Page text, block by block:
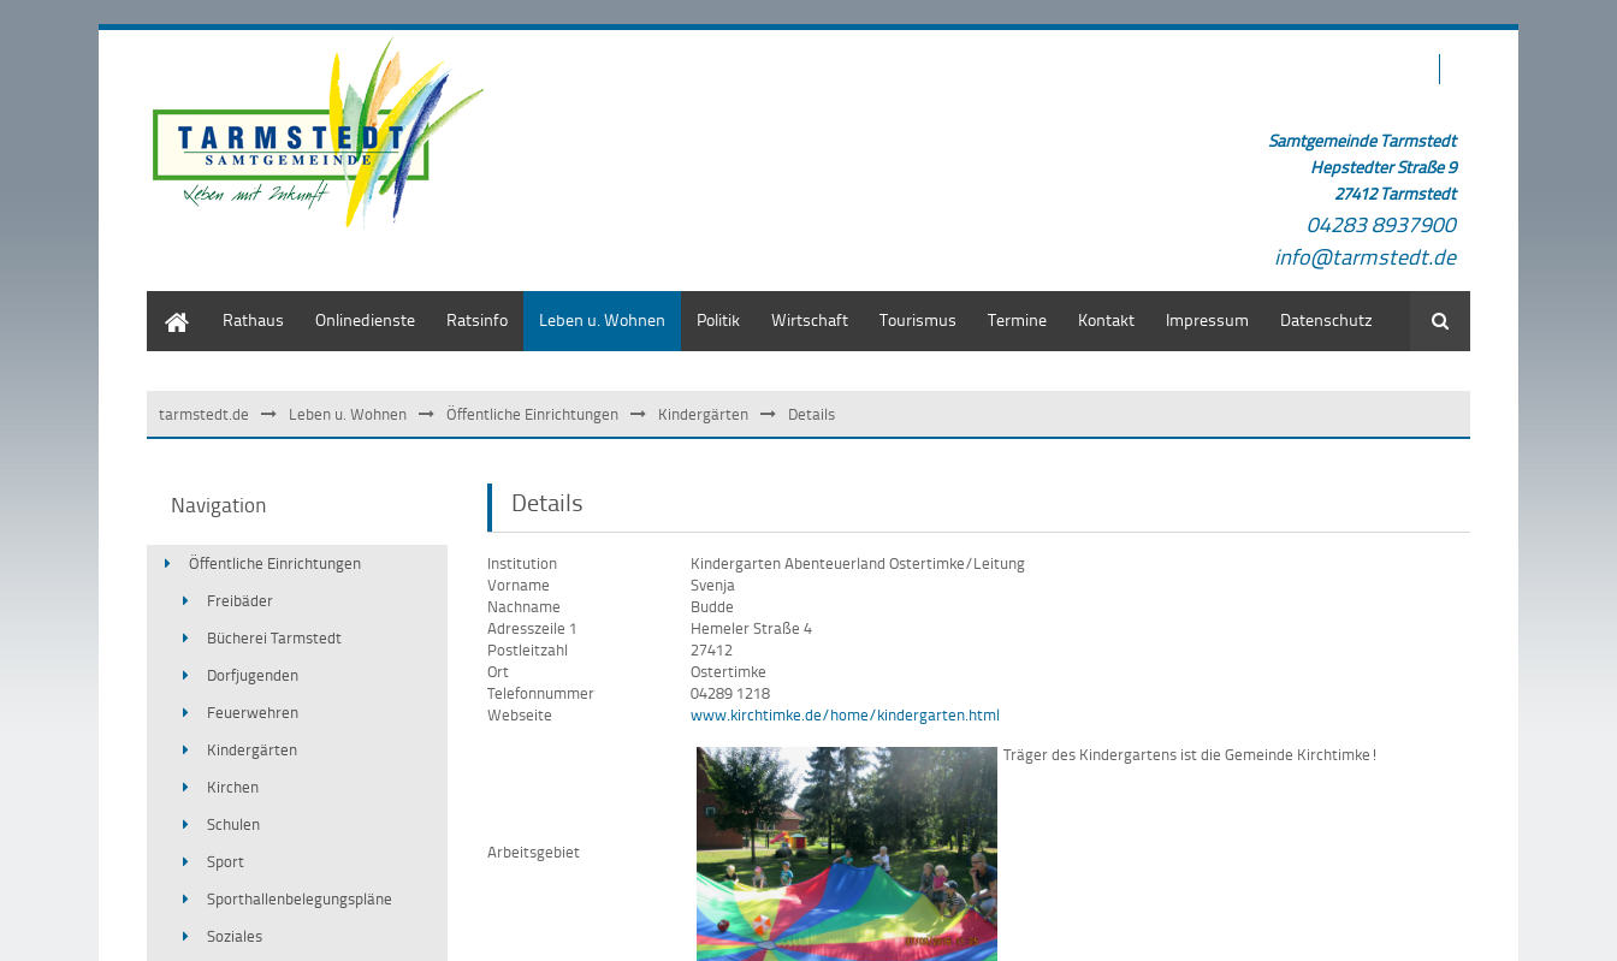
Samtgemeinde Tarmstedt
Hepstedter Straße 9
27412 Tarmstedt
04283 8937900
info@tarmstedt.de
Rathaus Onlinedienste Ratsinfo Leben u. Wohnen Politik Wirtschaft Tourismus Termine Kontakt Impressum Datenschutz Suche
tarmstedt.de Leben u. Wohnen Öffentliche Einrichtungen Kindergärten Details
Navigation
Öffentliche Einrichtungen
Freibäder
Bücherei Tarmstedt
Dorfjugenden
Feuerwehren
Kindergärten
Kirchen
Schulen
Sport
Sporthallenbelegungspläne
Soziales
Details
Institution
Kindergarten Abenteuerland Ostertimke/Leitung
Vorname
Svenja
Nachname
Budde
Adresszeile 1
Hemeler Straße 4
Postleitzahl
27412
Ort
Ostertimke
Telefonnummer
04289 1218
Webseite
www.kirchtimke.de/home/kindergarten.html
Arbeitsgebiet
Träger des Kindergartens ist die Gemeinde Kirchtimke!